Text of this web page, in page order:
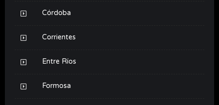
Córdoba
Corrientes
Entre Ríos
Formosa